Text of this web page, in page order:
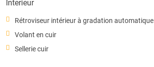
Interieur
Rétroviseur intérieur à gradation automatique
Volant en cuir
Sellerie cuir